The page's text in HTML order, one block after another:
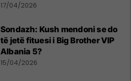
17/04/2026
Sondazh: Kush mendoni se do
të jetë fituesi i Big Brother VIP
Albania 5?
15/04/2026